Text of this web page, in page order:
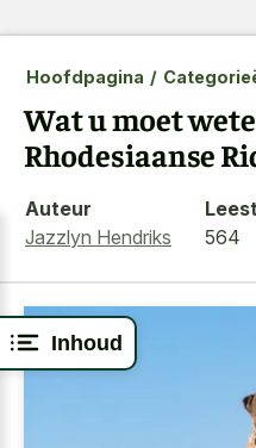
Inhoud
Hoofdpagina /
Wat u moet
Rhodesiaanse
Auteur
Jazzlyn Hendriks
Leest
564